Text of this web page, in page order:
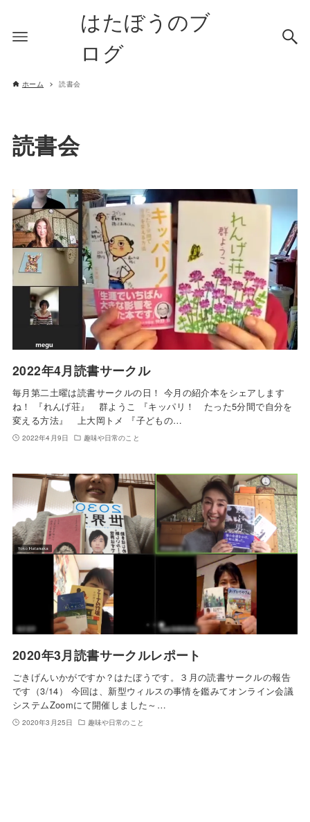
はたぼうのブ
ログ
ホーム 読書会
読書会
2022年4月読書サークル
毎月第二土曜は読書サークルの日！ 今月の紹介本をシェアします
ね！ 『れんげ荘』 群ようこ 『キッパリ！ たった5分間で自分を
変える方法』 上大岡トメ 『子どもの…
2022年4月9日 趣味や日常のこと
2020年3月読書サークルレポート
ごきげんいかがですか？はたぼうです。３月の読書サークルの報告
です（3/14） 今回は、新型ウィルスの事情を鑑みてオンライン会議
システムZoomにて開催しました～…
2020年3月25日 趣味や日常のこと